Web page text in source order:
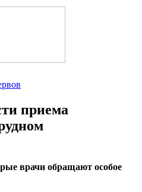
приема
врачи обращают особое